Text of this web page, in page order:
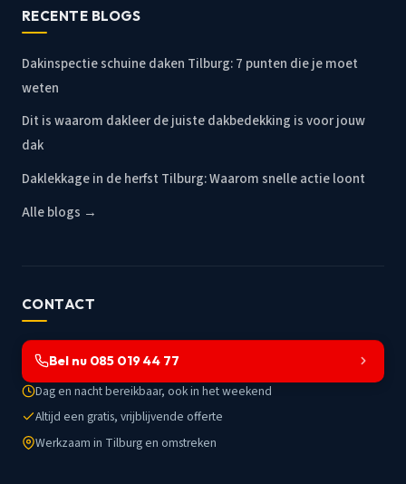
RECENTE BLOGS
Dakinspectie schuine daken Tilburg: 7 punten die je moet
weten
Dit is waarom dakleer de juiste dakbedekking is voor jouw
dak
Daklekkage in de herfst Tilburg: Waarom snelle actie loont
Alle blogs →
CONTACT
Bel nu 085 019 44 77
Dag en nacht bereikbaar, ook in het weekend
Altijd een gratis, vrijblijvende offerte
Werkzaam in Tilburg en omstreken